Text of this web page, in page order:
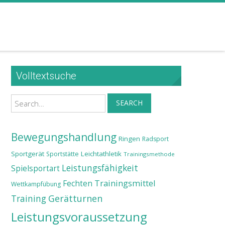
Volltextsuche
Search SEARCH
Bewegungshandlung Ringen Radsport
Sportgerät Sportstätte Leichtathletik Trainingsmethode
Spielsportart Leistungsfähigkeit
Wettkampfübung Fechten Trainingsmittel
Training Gerätturnen
Leistungsvoraussetzung